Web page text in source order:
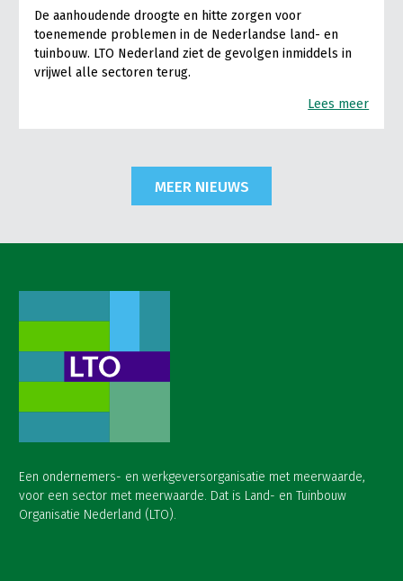
De aanhoudende droogte en hitte zorgen voor
toenemende problemen in de Nederlandse land- en
tuinbouw. LTO Nederland ziet de gevolgen inmiddels in
vrijwel alle sectoren terug.
Lees meer
MEER NIEUWS
Een ondernemers- en werkgeversorganisatie met meerwaarde,
voor een sector met meerwaarde. Dat is Land- en Tuinbouw
Organisatie Nederland (LTO).